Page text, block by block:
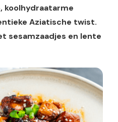
koolhydraatarme
Aziatische twist.
sesamzaadjes en lente